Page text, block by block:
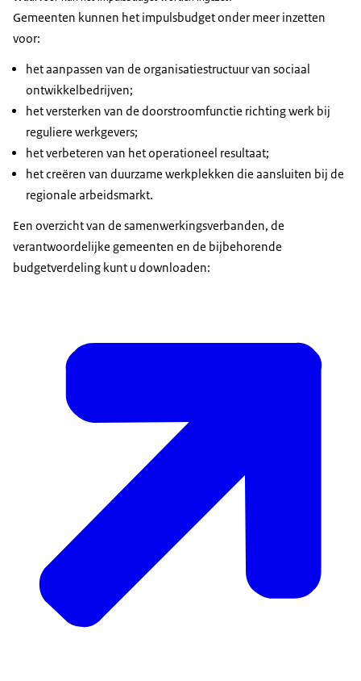
Gemeenten kunnen het impulsbudget onder meer inzetten
voor:
het aanpassen van de organisatiestructuur van sociaal
ontwikkelbedrijven;
het versterken van de doorstroomfunctie richting werk bij
reguliere werkgevers;
het verbeteren van het operationeel resultaat;
het creëren van duurzame werkplekken die aansluiten bij de
regionale arbeidsmarkt.
Een overzicht van de samenwerkingsverbanden, de
verantwoordelijke gemeenten en de bijbehorende
budgetverdeling kunt u downloaden: